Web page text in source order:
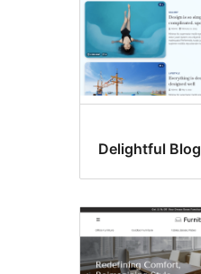
Delightful Blog